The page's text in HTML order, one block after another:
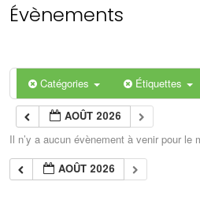
Évènements
Catégories Étiquettes
AOÛT 2026
Il n’y a aucun évènement à venir pour le
AOÛT 2026